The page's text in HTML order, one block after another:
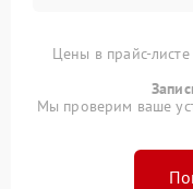
Цены в прайс-
Мы проверим ваше